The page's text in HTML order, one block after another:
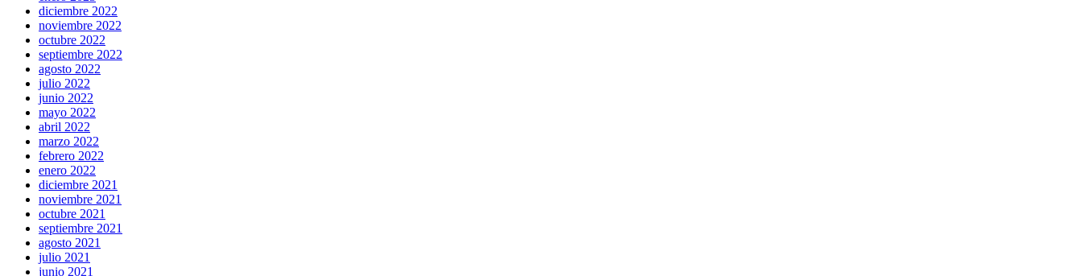
diciembre 2022
noviembre 2022
octubre 2022
septiembre 2022
agosto 2022
julio 2022
junio 2022
mayo 2022
abril 2022
marzo 2022
febrero 2022
enero 2022
diciembre 2021
noviembre 2021
octubre 2021
septiembre 2021
agosto 2021
julio 2021
junio 2021